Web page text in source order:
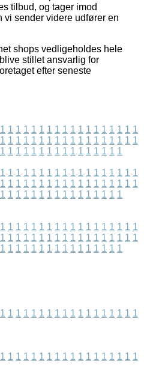
tilbud, og tager imod
sender videre udfører en
shops vedligeholdes hele
stillet ansvarlig for
efter seneste
1 1 1 1 1 1 1 1 1 1 1 1 1 1 1 1 1 1
1 1 1 1 1 1 1 1 1 1 1 1 1 1 1 1 1 1
1 1 1 1 1 1 1 1 1 1 1 1 1 1 1 1
1 1 1 1 1 1 1 1 1 1 1 1 1 1 1 1 1 1
1 1 1 1 1 1 1 1 1 1 1 1 1 1 1 1 1 1
1 1 1 1 1 1 1 1 1 1 1 1 1 1 1 1
1 1 1 1 1 1 1 1 1 1 1 1 1 1 1 1 1 1
1 1 1 1 1 1 1 1 1 1 1 1 1 1 1 1 1 1
1 1 1 1 1 1 1 1 1 1 1 1 1 1 1 1
1 1 1 1 1 1 1 1 1 1 1 1 1 1 1 1 1 1
1 1 1 1 1 1 1 1 1 1 1 1 1 1 1 1 1 1